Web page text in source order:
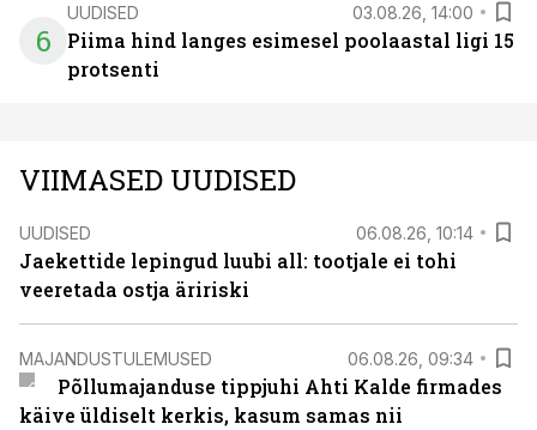
6
UUDISED 03.08.26, 14:00
Piima hind langes esimesel poolaastal ligi 15
protsenti
VIIMASED UUDISED
UUDISED 06.08.26, 10:14
Jaekettide lepingud luubi all: tootjale ei tohi
veeretada ostja äririski
MAJANDUSTULEMUSED 06.08.26, 09:34
Põllumajanduse tippjuhi Ahti Kalde firmades
käive üldiselt kerkis, kasum samas nii